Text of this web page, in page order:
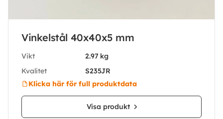
Vinkelstål 40x40x5 mm
Vikt
2.97 kg
Kvalitet
S235JR
Klicka här för full produktdata
Visa produkt